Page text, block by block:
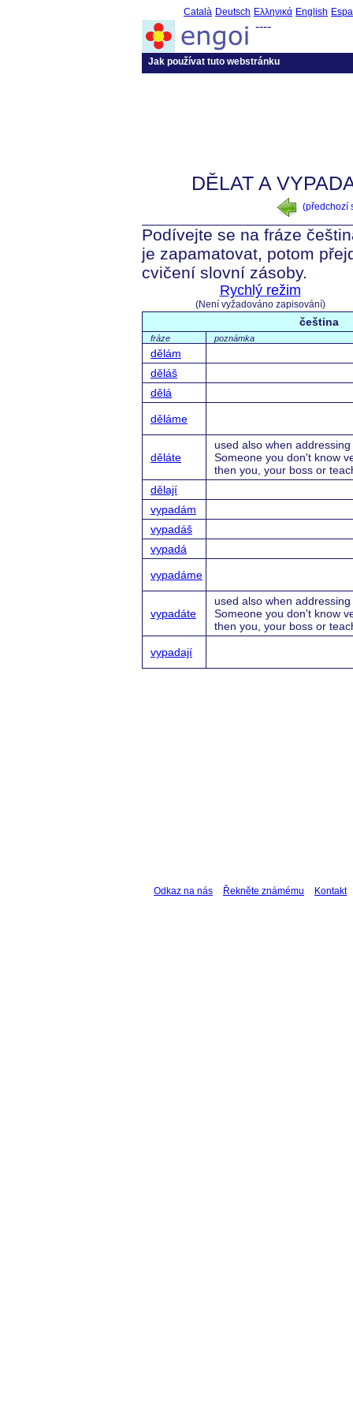
Català Deutsch Ελληνικά English
----
Jak používat tuto webstránku
DĚLAT A
(předchozí
Podívejte se na fráze
je zapamatovat, potom
cvičení slovní zásoby.
Rychlý režim
(Není vyžadováno zapisování)
čeština
fráze poznámka
dělám
děláš
dělá
děláme
děláte
used also when
Someone you don't know
then you, your boss or
dělají
vypadám
vypadáš
vypadá
vypadáme
vypadáte
used also when
Someone you don't know
then you, your boss or
vypadají
Odkaz na nás Řekněte známému Kontakt